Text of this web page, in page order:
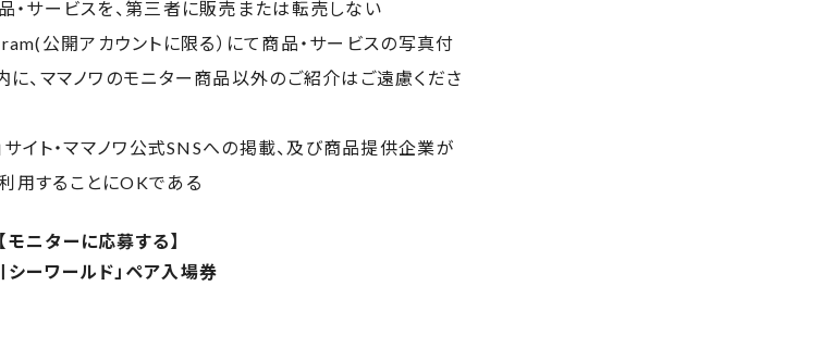
・サービスを、第三者に販売または転売しない
公開アカウントに限る）にて商品・サービスの写真付
に、ママノワのモニター商品以外のご紹介はご遠慮くださ
サイト・ママノワ公式SNSへの掲載、及び商品提供企業が
用することにOKである
【モニターに応募する】
シーワールド」ペア入場券